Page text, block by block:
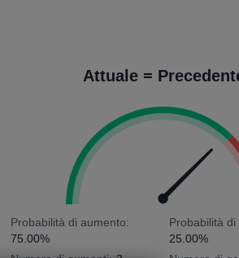
Attuale =
Probabilità di aumento:
75.00%
Probabilità di
25.00%